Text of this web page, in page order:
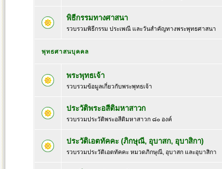
พิธีกรรมทางศาสนา
รวบรวมพิธีกรรม ประเพณี และวันสำคัญทางพระพุทธศาสนา
พุทธศาสนบุคคล
พระพุทธเจ้า
รวบรวมข้อมูลเกี่ยวกับพระพุทธเจ้า
ประวัติพระอสีติมหาสาวก
รวบรวมประวัติพระอสีติมหาสาวก ๘๐ องค์
ประวัติเอตทัคคะ (ภิกษุณี, อุบาสก, อุบาสิกา)
รวบรวมประวัติเอตทัคคะ หมวดภิกษุณี, อุบาสก และอุบาสิกา